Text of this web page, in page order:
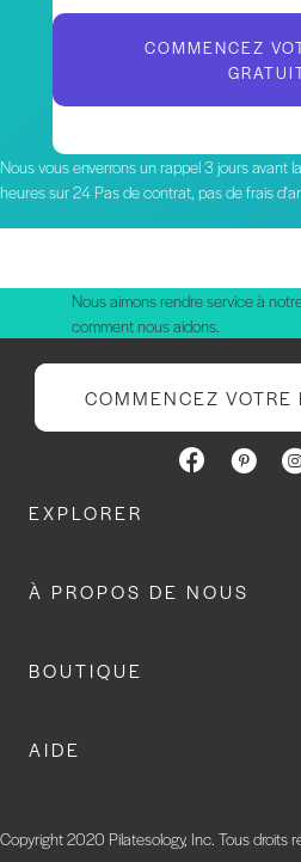
COMMENCEZ
Nous vous enverrons un rappel 3 jours avant
heures sur 24 Pas de contrat, pas de frais
Nous aimons rendre service à
comment nous aidons.
COMMENCEZ VOTRE
EXPLORER
À PROPOS DE NOUS
BOUTIQUE
AIDE
Copyright 2020 Pilatesology, Inc. Tous droits